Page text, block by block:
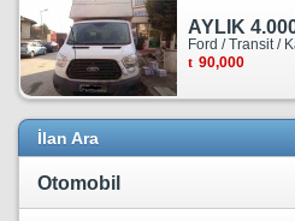
90,000
İlan Ara
Otomobil